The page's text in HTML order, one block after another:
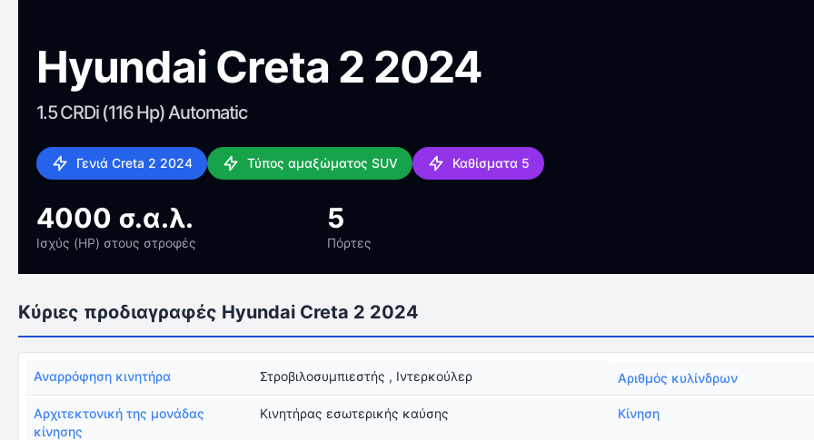
Hyundai Creta 2 2024
1.5 CRDi (116 Hp) Automatic
Γενιά Creta 2 2024 Τύπος αμαξώματος SUV Καθίσματα 5
4000 σ.α.λ.
Ισχύς (HP) στους στροφές
5
Πόρτες
Κύριες προδιαγραφές Hyundai Creta 2 2024
Αναρρόφηση κινητήρα Στροβιλοσυμπιεστής , Ιντερκούλερ Αριθμός κυλίνδρων
Αρχιτεκτονική της μονάδας
κίνησης
Κινητήρας εσωτερικής καύσης Κίνηση